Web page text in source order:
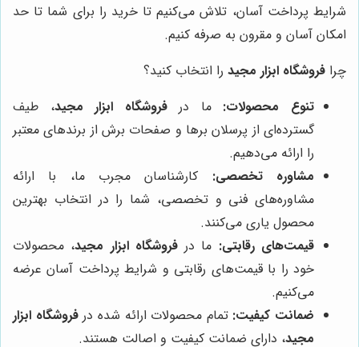
شرایط پرداخت آسان، تلاش می‌کنیم تا خرید را برای شما تا حد
امکان آسان و مقرون به صرفه کنیم.
چرا فروشگاه ابزار مجید را انتخاب کنید؟
تنوع محصولات: ما درفروشگاه ابزار مجید، طیف
گسترده‌ای از پرسلان برها و صفحات برش از برندهای معتبر
را ارائه می‌دهیم.
مشاوره تخصصی: کارشناسان مجرب ما، با ارائه
مشاوره‌های فنی و تخصصی، شما را در انتخاب بهترین
محصول یاری می‌کنند.
قیمت‌های رقابتی: ما درفروشگاه ابزار مجید، محصولات
خود را با قیمت‌های رقابتی و شرایط پرداخت آسان عرضه
می‌کنیم.
ضمانت کیفیت: تمام محصولات ارائه شده درفروشگاه ابزار
مجید، دارای ضمانت کیفیت و اصالت هستند.